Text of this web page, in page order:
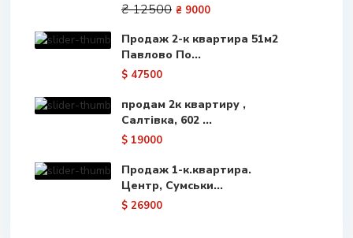
₴ 12500 ₴ 9000
Продаж 2-к квартира 51м2
Павлово По...
$ 47500
продам 2к квартиру ,
Салтівка, 602 ...
$ 19000
Продаж 1-к.квартира.
Центр, Сумськи...
$ 26900